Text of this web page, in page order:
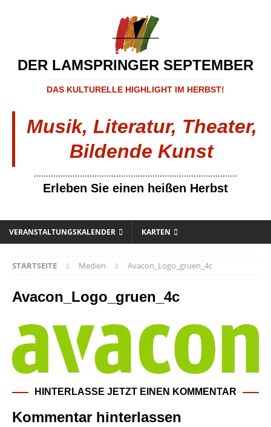
DER LAMSPRINGER SEPTEMBER
DAS KULTURELLE HIGHLIGHT IM HERBST!
Musik, Literatur, Theater,
Bildende Kunst
....................................................................................
Erleben Sie einen heißen Herbst
VERANSTALTUNGSKALENDER KARTEN
STARTSEITE Medien Avacon_Logo_gruen_4c
Avacon_Logo_gruen_4c
HINTERLASSE JETZT EINEN KOMMENTAR
Kommentar hinterlassen